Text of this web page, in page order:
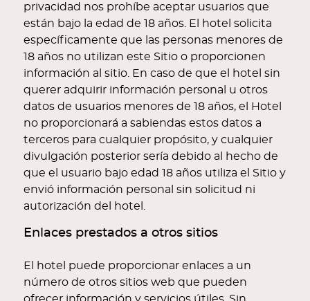
privacidad nos prohíbe aceptar usuarios que
están bajo la edad de 18 años. El hotel solicita
específicamente que las personas menores de
18 años no utilizan este Sitio o proporcionen
información al sitio. En caso de que el hotel sin
querer adquirir información personal u otros
datos de usuarios menores de 18 años, el Hotel
no proporcionará a sabiendas estos datos a
terceros para cualquier propósito, y cualquier
divulgación posterior sería debido al hecho de
que el usuario bajo edad 18 años utiliza el Sitio y
envió información personal sin solicitud ni
autorización del hotel.
Enlaces prestados a otros sitios
El hotel puede proporcionar enlaces a un
número de otros sitios web que pueden
ofrecer información y servicios útiles. Sin